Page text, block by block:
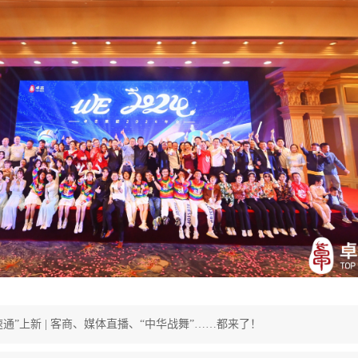
通”上新 | 客商、媒体直播、“中华战舞”……都来了！